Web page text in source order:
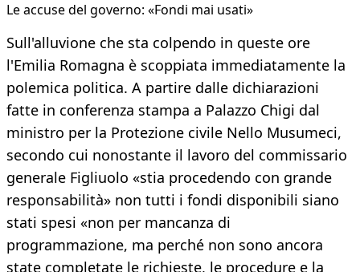
Le accuse del governo: «Fondi mai usati»
Sull'alluvione che sta colpendo in queste ore
l'Emilia Romagna è scoppiata immediatamente la
polemica politica. A partire dalle dichiarazioni
fatte in conferenza stampa a Palazzo Chigi dal
ministro per la Protezione civile Nello Musumeci,
secondo cui nonostante il lavoro del commissario
generale Figliuolo «stia procedendo con grande
responsabilità» non tutti i fondi disponibili siano
stati spesi «non per mancanza di
programmazione, ma perché non sono ancora
state completate le richieste, le procedure e la